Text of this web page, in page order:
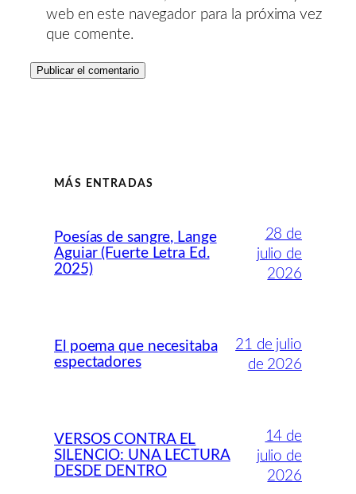
web en este navegador para la próxima vez
que comente.
MÁS ENTRADAS
Poesías de sangre, Lange
Aguiar (Fuerte Letra Ed.
2025)
28 de
julio de
2026
El poema que necesitaba
espectadores
21 de julio
de 2026
VERSOS CONTRA EL
SILENCIO: UNA LECTURA
DESDE DENTRO
14 de
julio de
2026